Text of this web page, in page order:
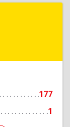
177
1
Иван
Подробнее